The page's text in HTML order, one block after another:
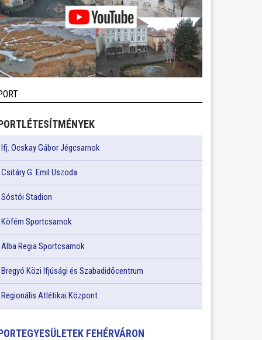
Ifj. Ocskay Gábor Jégcsarnok
Csitáry G. Emil Uszoda
Sóstói Stadion
Köfém Sportcsarnok
Alba Regia Sportcsarnok
Bregyó Közi Ifjúsági és Szabadidőcentrum
Regionális Atlétikai Központ
FEHÉRVÁRON